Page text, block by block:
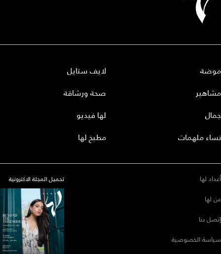
موضة
مشاهير
جمال
نساء ملهمات
لايف ستايل
صحة ورشاقة
لها فيديو
مطبخ لها
أعداد لها
عن لها
إتصل بنا
سياسة الخصوصية
تحميل المجلة الاكترونية